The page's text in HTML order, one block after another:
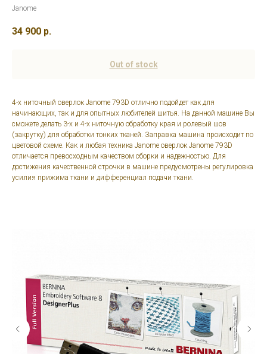
Janome
34 900 р.
Out of stock
4-x ниточный оверлок Janome 793D отлично подойдет как для
начинающих, так и для опытных любителей шитья. На данной машине Вы
сможете делать 3-х и 4-х ниточную обработку края и ролевый шов
(закрутку) для обработки тонких тканей. Заправка машина происходит по
цветовой схеме. Как и любая техника Janome оверлок Janome 793D
отличается превосходным качеством сборки и надежностью. Для
достижения качественной строчки в машине предусмотрены регулировка
усилия прижима ткани и дифференциал подачи ткани.